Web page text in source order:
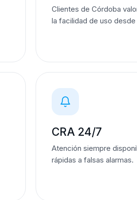
Clientes de Córdoba
la facilidad de uso desde
CRA 24/7
Atención siempre
rápidas a falsas alarmas.